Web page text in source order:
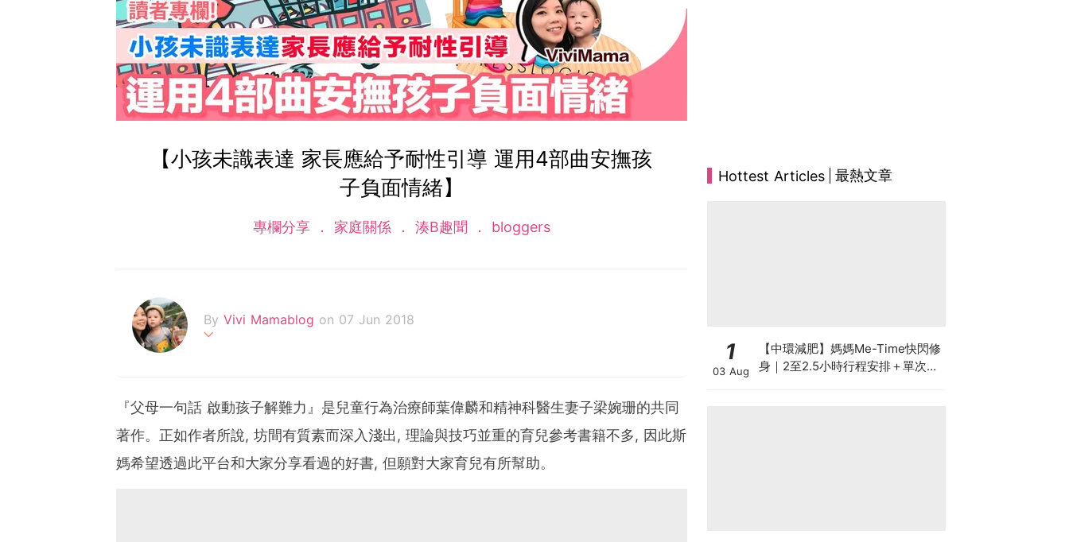
【小孩未識表達 家長應給予耐性引導 運用4部曲安撫孩
子負面情緒】
專欄分享 家庭關係 湊B趣聞 bloggers
By Vivi Mamablog on 07 Jun 2018
一個活潑小男孩路卡斯, 籍這平台紀錄我家小寶的成長點滴, 也為湊B育兒經歷作小
Facebook: vivimamabloghk
『父母一句話 啟動孩子解難力』是兒童行為治療師葉偉麟和精神科醫生妻子梁婉珊的共同
著作。正如作者所說, 坊間有質素而深入淺出, 理論與技巧並重的育兒參考書籍不多, 因此斯
媽希望透過此平台和大家分享看過的好書, 但願對大家育兒有所幫助。
Hottest Articles 最熱文章
1
03 Aug
【中環減肥】媽媽Me-Time快閃修
身｜2至2.5小時行程安排＋單次收